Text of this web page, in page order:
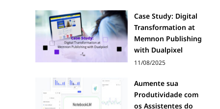
Case Study: Digital
Transformation at
Memnon Publishing
with Dualpixel
11/08/2025
Aumente sua
Produtividade com
os Assistentes do